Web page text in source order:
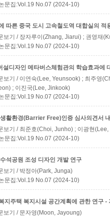
문집:Vol.19 No.07 (2024-10)
따른 중국 도시 고속철도역 대합실의 적
보기 / 장자루이(Zhang, Jiarui) ; 권영재
문집:Vol.19 No.07 (2024-10)
설디자인 메타버스체험관의 학습효과에
보기 / 이연숙(Lee, Yeunsook) ; 최주영
; 이진국(Lee, Jinkook)
문집:Vol.19 No.07 (2024-10)
활환경(Barrier Free)인증 심사의견서
보기 / 최준호(Choi, Junho) ; 이광현
문집:Vol.19 No.07 (2024-10)
석공원 조성 디자인 개발 연구
보기 / 박정아(Park, Junga)
문집:Vol.19 No.07 (2024-10)
지주택 복지시설 공간계획에 관한 연구
보기 / 문자영(Moon, Jayoung)